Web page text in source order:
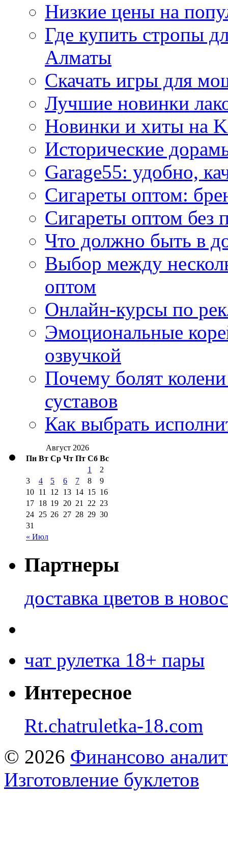
Низкие цены на
Где купить стропы
Алматы
Скачать игры для
Лучшие новинки
Новинки и хиты на
Исторические
Garage55: удобно,
Сигареты оптом:
Сигареты оптом без
Что должно быть в
Выбор между
оптом
Онлайн-курсы по
Эмоциональные
озвучкой
Почему болят
суставов
Как выбрать
Август 2026
Пн Вт Ср Чт Пт Сб Вс
« Июл
1
2
3
4 5 6 7 8
9
10 11 12 13 14 15 16
17 18 19 20 21 22 23
24 25 26 27 28 29 30
31
Партнеры
доставка цветов в
чат рулетка 18+ пары
Интересное
Rt.chatruletka-18.com
© 2026 Финансово
Изготовление буклетов